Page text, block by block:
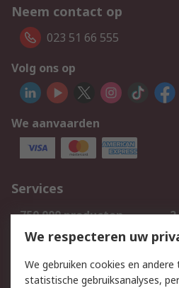
Neem contact op
023 51 66 555
Volg ons op
We aanvaarden
Services
750.000 producten
Bestellen
Track & Trace
We respecteren uw
We gebruiken cookies en
statistische gebruiksanalyses,